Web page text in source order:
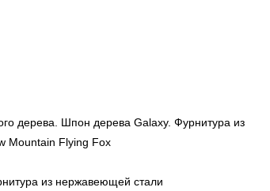
дерева. Шпон дерева Galaxy. Фурнитура из
Mountain Flying Fox
из нержавеющей стали